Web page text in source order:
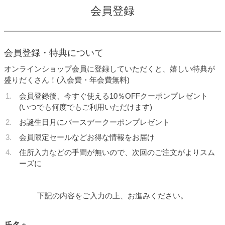
会員登録
会員登録・特典について
オンラインショップ会員に登録していただくと、嬉しい特典が
盛りだくさん！(入会費・年会費無料)
会員登録後、今すぐ使える10％OFFクーポンプレゼント
(いつでも何度でもご利用いただけます)
お誕生日月にバースデークーポンプレゼント
会員限定セールなどお得な情報をお届け
住所入力などの手間が無いので、次回のご注文がよりスム
ーズに
下記の内容をご入力の上、お進みください。